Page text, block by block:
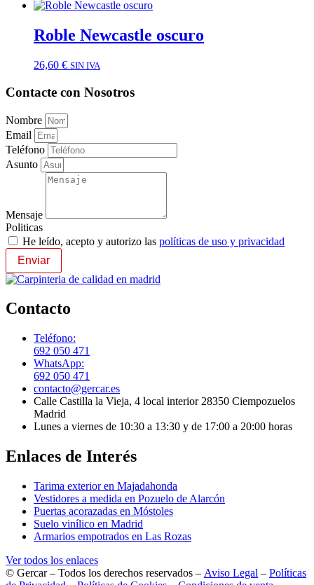
Roble Newcastle oscuro
26,60 € SIN IVA
Contacte con Nosotros
Nombre
Email
Teléfono
Asunto
Mensaje
Politicas
He leído, acepto y autorizo las políticas de uso y privacidad
Enviar
Contacto
Teléfono:
692 050 471
WhatsApp:
692 050 471
contacto@gercar.es
Calle Castilla la Vieja, 4 local interior 28350 Ciempozuelos
Madrid
Lunes a viernes de 10:30 a 13:30 y de 17:00 a 20:00 horas
Enlaces de Interés
Tarima exterior en Majadahonda
Vestidores a medida en Pozuelo de Alarcón
Puertas acorazadas en Móstoles
Suelo vinílico en Madrid
Armarios empotrados en Las Rozas
Ver todos los enlaces
© Gercar – Todos los derechos reservados – Aviso Legal – Políticas